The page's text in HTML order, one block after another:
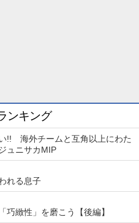
ンキング
!! 海外チームと互角以上にわた
ュニサカMIP
れる息子
巧緻性」を磨こう【後編】